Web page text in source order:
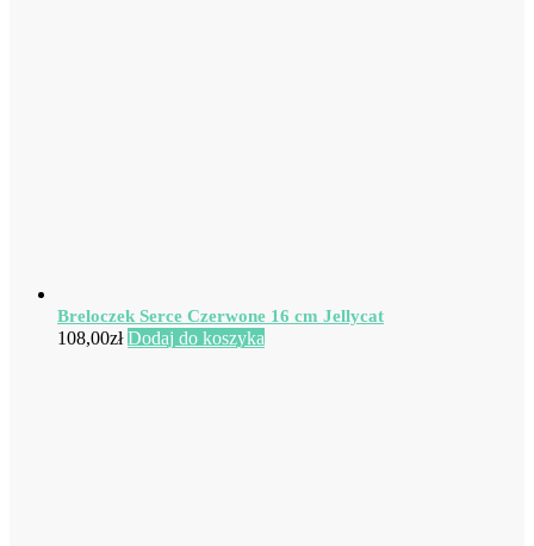
Breloczek Serce Czerwone 16 cm Jellycat
108,00zł Dodaj do koszyka